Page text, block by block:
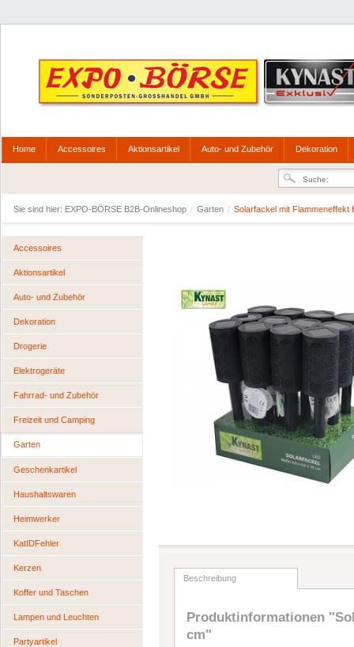
Home Accessoires Aktionsartikel Auto- und Zubehör Dekoration
Sie sind hier: EXPO-BÖRSE B2B-Onlineshop / Garten / Solarfackel mit Flammeneffekt
Accessoires
Aktionsartikel
Auto- und Zubehör
Dekoration
Drogerie
Elektrogeräte
Fahrrad- und Zubehör
Freizeit und Camping
Garten
Geschenkartikel
Haushaltswaren
Heimwerker
KatIDFehler
Kerzen
Koffer und Taschen
Lampen und Leuchten
Partyartikel
Beschreibung
Produktinformationen
cm"